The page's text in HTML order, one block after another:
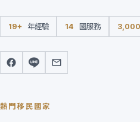
19+ 年經驗 14 國服務
熱門移民國家